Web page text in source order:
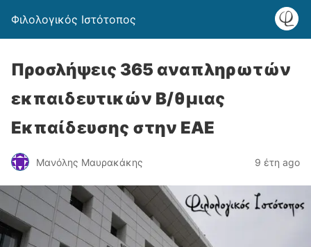
Φιλολογικός Ιστότοπος
Προσλήψεις 365 αναπληρωτών
εκπαιδευτικών Β/θμιας
Εκπαίδευσης στην ΕΑΕ
Μανόλης Μαυρακάκης 9 έτη ago